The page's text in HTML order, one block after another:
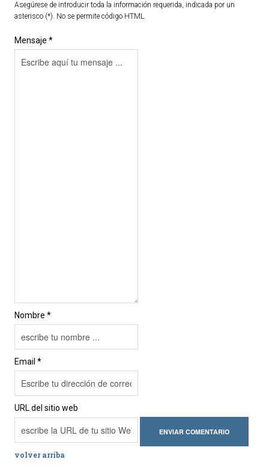
Asegúrese de introducir toda la información requerida, indicada por un
asterisco (*). No se permite código HTML.
Mensaje *
Nombre *
Email *
URL del sitio web
volver arriba